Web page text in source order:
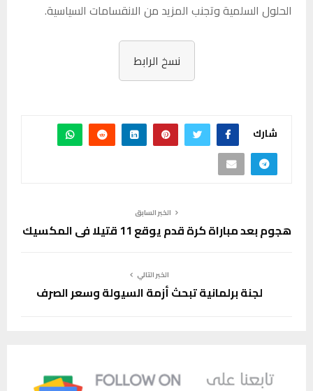
الحلول السلمية وتجنب المزيد من الانقسامات السياسية.
نسخ الرابط
شارك
الخبر السابق
هجوم بعد مباراة كرة قدم يوقع 11 قتيلا في المكسيك
الخبر التالي
لجنة برلمانية تبحث أزمة السيولة وسعر الصرف